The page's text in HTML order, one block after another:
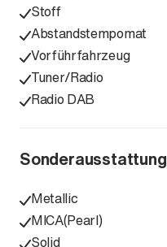
Stoff
Abstandstempomat
Vorführfahrzeug
Tuner/Radio
Radio DAB
Sonderausstattung
Metallic
MICA(Pearl)
Solid